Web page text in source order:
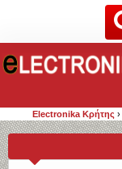
Electronika Κρήτης ›